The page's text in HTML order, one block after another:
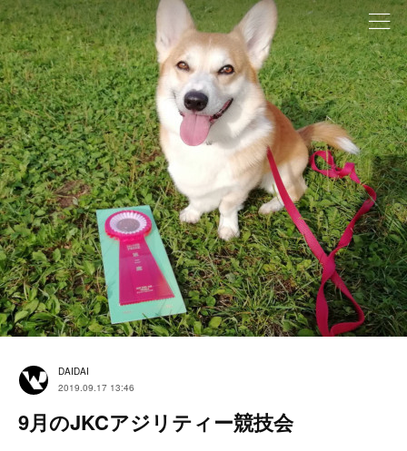
DAIDAI
2019.09.17 13:46
9月のJKCアジリティー競技会